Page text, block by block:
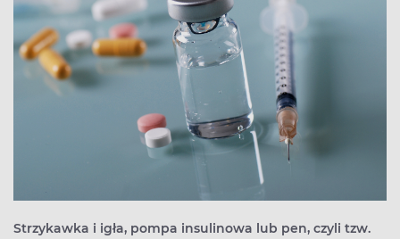
Strzykawka i igła, pompa insulinowa lub pen, czyli tzw.